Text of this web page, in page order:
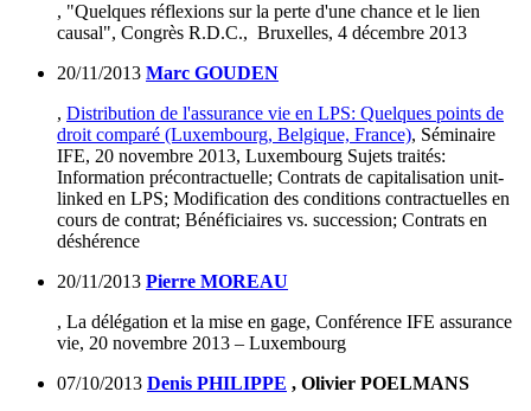
, "Quelques réflexions sur la perte d'une chance et le lien
causal", Congrès R.D.C., Bruxelles, 4 décembre 2013
20/11/2013 Marc GOUDEN
, Distribution de l'assurance vie en LPS: Quelques points de
droit comparé (Luxembourg, Belgique, France), Séminaire
IFE, 20 novembre 2013, Luxembourg Sujets traités:
Information précontractuelle; Contrats de capitalisation unit-
linked en LPS; Modification des conditions contractuelles en
cours de contrat; Bénéficiaires vs. succession; Contrats en
déshérence
20/11/2013 Pierre MOREAU
, La délégation et la mise en gage, Conférence IFE assurance
vie, 20 novembre 2013 – Luxembourg
07/10/2013 Denis PHILIPPE , Olivier POELMANS